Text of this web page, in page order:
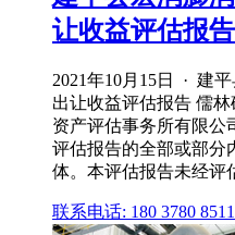
让收益评估报告
2021年10月15日 · 建
出让收益评估报告 儒
资产评估事务所有限公
评估报告的全部或部分
体。本评估报告未经评
联系电话: 180 3780 8511